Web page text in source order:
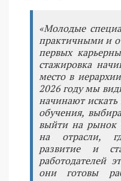
«Молодые
практичными и
первых
стажировка
место в
2026 году мы
начинают
обучения,
выйти на рынок
на отрасли,
развитие и
работодателей
они готовы